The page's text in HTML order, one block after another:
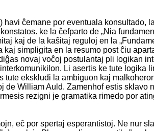
ĉemane por eventuala konsultado,
ke la ĉefparto de „Nia
kaj de la kaŝitaj reguloj en la
simpligita en la resumo post ĉiu
novaj voĉoj postulantaj pli logikan
Li asertis ke tute logika
ekskludi la ambiguon kaj
de William Auld. Zamenhof estis
rezigni je gramatika rimedo por
eĉ por spertaj esperantistoj. Ne nur